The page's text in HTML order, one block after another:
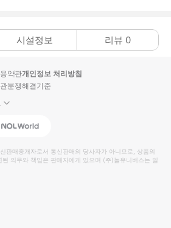
시설정보 리뷰 0
약관개인정보 처리방침
분쟁해결기준
Interpark Global
판매중개자로서 통신판매의 당사자가 아니므로, 상품의
의무와 책임은 판매자에게 있으며 (주)놀유니버스는 일